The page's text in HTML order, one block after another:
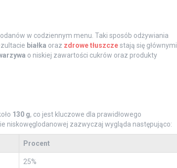
w codziennym menu. Taki sposób odżywiania
białka oraz zdrowe tłuszczestają się głównymi
o niskiej zawartości cukrów oraz produkty
130 g, co jest kluczowe dla prawidłowego
niskowęglodanowej zazwyczaj wygląda następująco:
Procent
25%